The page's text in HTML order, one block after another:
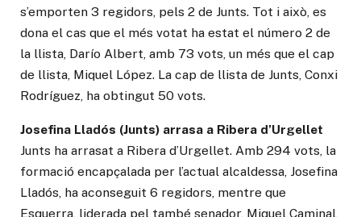
s’emporten 3 regidors, pels 2 de Junts. Tot i això, es
dona el cas que el més votat ha estat el número 2 de
la llista, Darío Albert, amb 73 vots, un més que el cap
de llista, Miquel López. La cap de llista de Junts, Conxi
Rodríguez, ha obtingut 50 vots.
Josefina Lladós (Junts) arrasa a Ribera d’Urgellet
Junts ha arrasat a Ribera d’Urgellet. Amb 294 vots, la
formació encapçalada per l’actual alcaldessa, Josefina
Lladós, ha aconseguit 6 regidors, mentre que
Esquerra, liderada pel també senador, Miquel Caminal,